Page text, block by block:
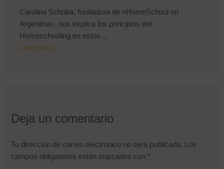
Carolina Schoba, fundadora de «HomeSchool en
Argentina», nos explica los principios del
Homeschooling en estos…
Leer mas »
Deja un comentario
Tu dirección de correo electrónico no será publicada.
Los
campos obligatorios están marcados con *
Recuérdame